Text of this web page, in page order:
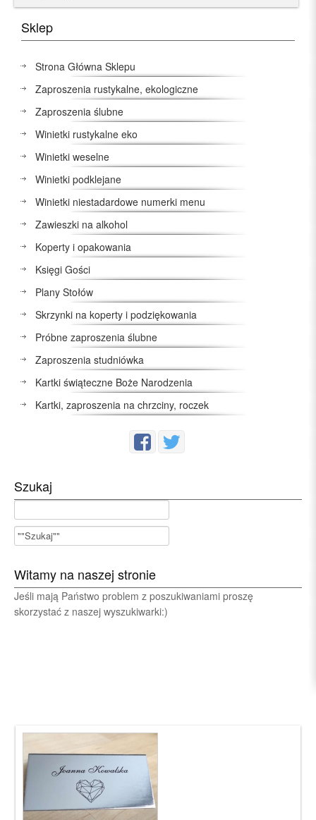
Sklep
Strona Główna Sklepu
Zaproszenia rustykalne, ekologiczne
Zaproszenia ślubne
Winietki rustykalne eko
Winietki weselne
Winietki podklejane
Winietki niestadardowe numerki menu
Zawieszki na alkohol
Koperty i opakowania
Księgi Gości
Plany Stołów
Skrzynki na koperty i podziękowania
Próbne zaproszenia ślubne
Zaproszenia studniówka
Kartki świąteczne Boże Narodzenia
Kartki, zaproszenia na chrzciny, roczek
Szukaj
Witamy na naszej stronie
Jeśli mają Państwo problem z poszukiwaniami proszę
skorzystać z naszej wyszukiwarki:)